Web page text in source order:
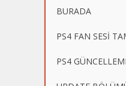
BURADA
PS4 FAN SESİ
PS4